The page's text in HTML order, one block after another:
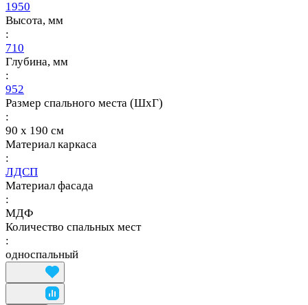
1950
Высота, мм
:
710
Глубина, мм
:
952
Размер спального места (ШхГ)
:
90 х 190 см
Материал каркаса
:
ЛДСП
Материал фасада
:
МДФ
Количество спальных мест
:
односпальный